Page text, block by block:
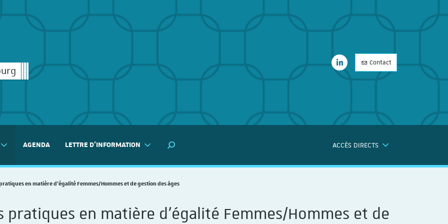
LinkedIn
Contact
AGENDA LETTRE D'INFORMATION
MOTEUR DE RECHERCHE
ACCÈS DIRECTS
LinkedIn
en matière d'égalité Femmes/Hommes et de gestion des âges
pratiques en matière d'égalité Femmes/Hommes et de